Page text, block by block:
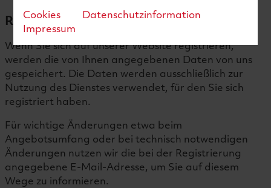
Registrierung
Wenn Sie sich auf unserer Website registrieren,
werden die von Ihnen angegebenen Daten von uns
gespeichert. Die Daten werden ausschließlich zur
Nutzung des Dienstes verwendet, für den Sie sich
registriert haben.
Für wichtige Änderungen etwa beim
Angebotsumfang oder bei technisch notwendigen
Änderungen nutzen wir die bei der Registrierung
angegebene E-Mail-Adresse, um Sie auf diesem
Wege zu informieren.
Cookies
Datenschutzinformation
Impressum